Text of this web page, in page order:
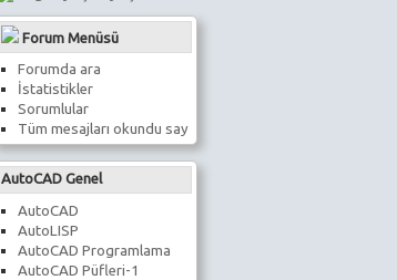
Forum Menüsü
Forumda ara
İstatistikler
Sorumlular
Tüm mesajları okundu say
AutoCAD Genel
AutoCAD
AutoLISP
AutoCAD Programlama
AutoCAD Püfleri-1